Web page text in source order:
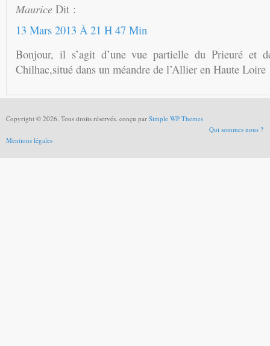
Maurice Dit :
13 Mars 2013 À 21 H 47 Min
Bonjour, il s’agit d’une vue partielle du Prieuré et
Chilhac,situé dans un méandre de l’Allier en Haute Loire
Copyright © 2026. Tous droits réservés. conçu par Simple WP Themes
Qui sommes nous ?
Mentions légales